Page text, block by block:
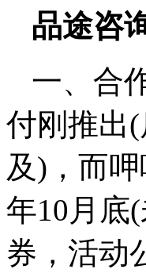
品途咨
一、合
付刚推出
及)，而
年10月底
券，活动